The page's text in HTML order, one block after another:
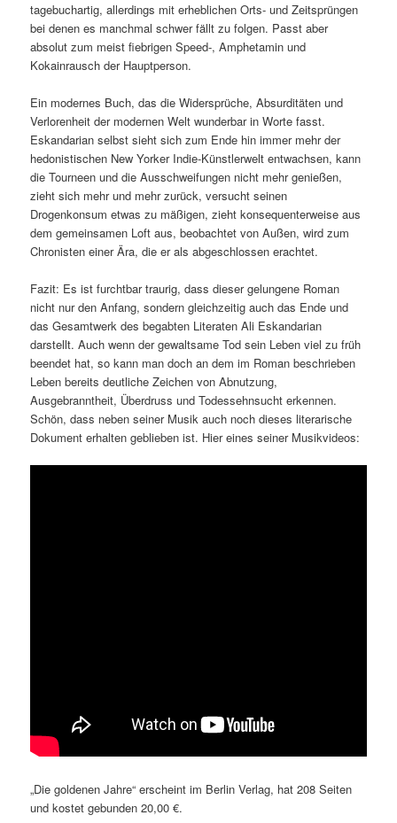
tagebuchartig, allerdings mit erheblichen Orts- und Zeitsprüngen
bei denen es manchmal schwer fällt zu folgen. Passt aber
absolut zum meist fiebrigen Speed-, Amphetamin und
Kokainrausch der Hauptperson.
Ein modernes Buch, das die Widersprüche, Absurditäten und
Verlorenheit der modernen Welt wunderbar in Worte fasst.
Eskandarian selbst sieht sich zum Ende hin immer mehr der
hedonistischen New Yorker Indie-Künstlerwelt entwachsen, kann
die Tourneen und die Ausschweifungen nicht mehr genießen,
zieht sich mehr und mehr zurück, versucht seinen
Drogenkonsum etwas zu mäßigen, zieht konsequenterweise aus
dem gemeinsamen Loft aus, beobachtet von Außen, wird zum
Chronisten einer Ära, die er als abgeschlossen erachtet.
Fazit: Es ist furchtbar traurig, dass dieser gelungene Roman
nicht nur den Anfang, sondern gleichzeitig auch das Ende und
das Gesamtwerk des begabten Literaten Ali Eskandarian
darstellt. Auch wenn der gewaltsame Tod sein Leben viel zu früh
beendet hat, so kann man doch an dem im Roman beschrieben
Leben bereits deutliche Zeichen von Abnutzung,
Ausgebranntheit, Überdruss und Todessehnsucht erkennen.
Schön, dass neben seiner Musik auch noch dieses literarische
Dokument erhalten geblieben ist. Hier eines seiner Musikvideos:
„Die goldenen Jahre“ erscheint im Berlin Verlag, hat 208 Seiten
und kostet gebunden 20,00 €.